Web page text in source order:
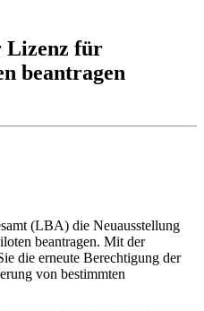
Lizenz für
beantragen
(LBA) die Neuausstellung
beantragen. Mit der
die erneute Berechtigung der
von bestimmten